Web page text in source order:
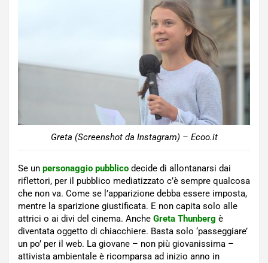
Greta (Screenshot da Instagram) – Ecoo.it
Se un personaggio pubblico decide di allontanarsi dai
riflettori, per il pubblico mediatizzato c’è sempre qualcosa
che non va. Come se l’apparizione debba essere imposta,
mentre la sparizione giustificata. E non capita solo alle
attrici o ai divi del cinema. Anche Greta Thunberg è
diventata oggetto di chiacchiere. Basta solo ‘passeggiare’
un po’ per il web. La giovane – non più giovanissima –
attivista ambientale è ricomparsa ad inizio anno in